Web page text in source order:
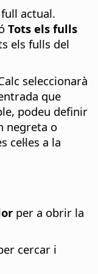
actual.
Tots els fulls
els fulls del
seleccionarà
que
podeu definir
negreta o
cel·les a la
per a obrir la
cercar i